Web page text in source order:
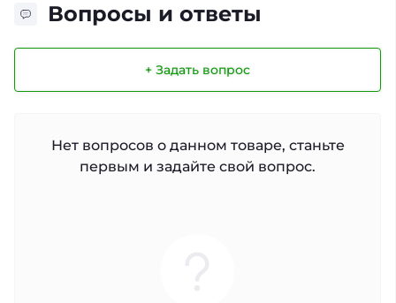
Вопросы и ответы
+ Задать вопрос
Нет вопросов о данном товаре, станьте
первым и задайте свой вопрос.